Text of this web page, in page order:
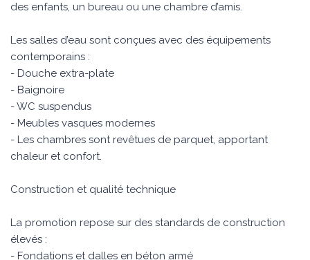
des enfants, un bureau ou une chambre d’amis.
Les salles d’eau sont conçues avec des équipements
contemporains :
- Douche extra-plate
- Baignoire
- WC suspendus
- Meubles vasques modernes
- Les chambres sont revêtues de parquet, apportant
chaleur et confort.
Construction et qualité technique
La promotion repose sur des standards de construction
élevés :
- Fondations et dalles en béton armé